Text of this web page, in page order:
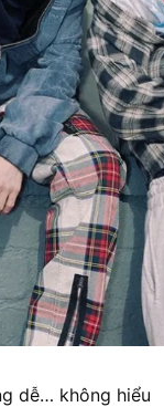
dễ… không hiểu